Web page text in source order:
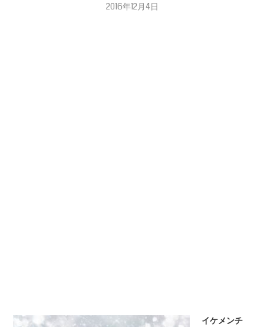
2016年12月4日
イケメンチ